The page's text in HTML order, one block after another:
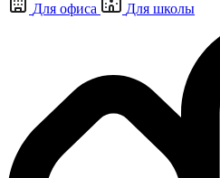
Для офиса
Для школы